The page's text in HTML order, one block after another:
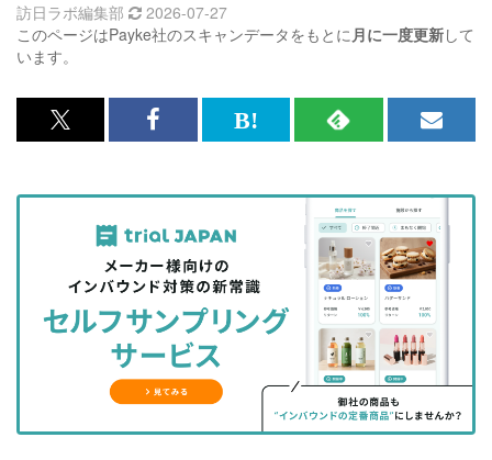
このページはPayke社のスキャンデータをもとに月に一度更新して
います。
訪日ラボ編集部 2026-07-27
x<br>
記
を
シ
ェ
る
Facebook<br>
記
事
を
シ
ェ
ア
す
る
は
な
ッ
ク
マ
に
RSS
記
事
を
購
読
す
る
メ
マ
ガ
登
録
す
る